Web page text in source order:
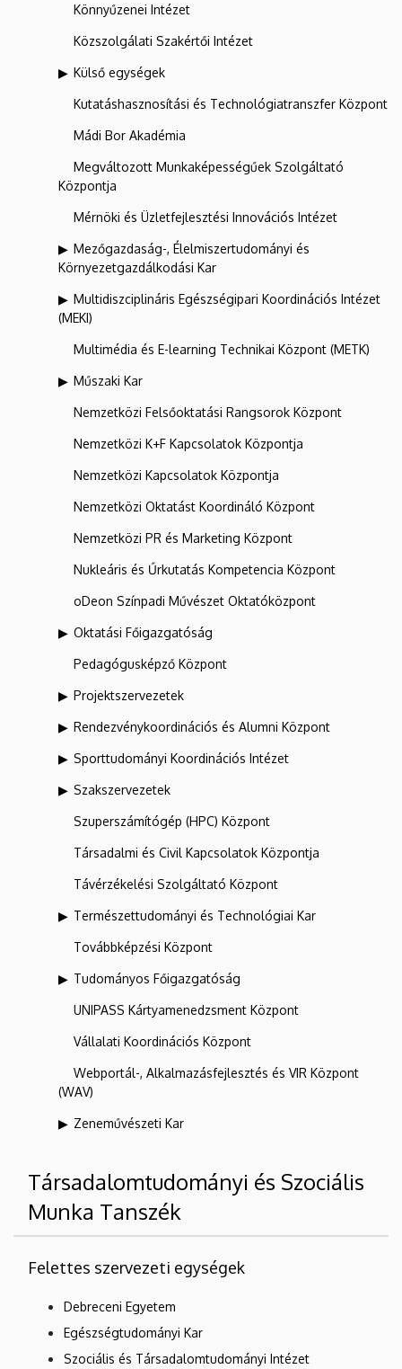
Könnyűzenei Intézet
Közszolgálati Szakértői Intézet
Külső egységek
Kutatáshasznosítási és Technológiatranszfer Központ
Mádi Bor Akadémia
Megváltozott Munkaképességűek Szolgáltató
Központja
Mérnöki és Üzletfejlesztési Innovációs Intézet
Mezőgazdaság-, Élelmiszertudományi és
Környezetgazdálkodási Kar
Multidiszciplináris Egészségipari Koordinációs Intézet
(MEKI)
Multimédia és E-learning Technikai Központ (METK)
Műszaki Kar
Nemzetközi Felsőoktatási Rangsorok Központ
Nemzetközi K+F Kapcsolatok Központja
Nemzetközi Kapcsolatok Központja
Nemzetközi Oktatást Koordináló Központ
Nemzetközi PR és Marketing Központ
Nukleáris és Űrkutatás Kompetencia Központ
oDeon Színpadi Művészet Oktatóközpont
Oktatási Főigazgatóság
Pedagógusképző Központ
Projektszervezetek
Rendezvénykoordinációs és Alumni Központ
Sporttudományi Koordinációs Intézet
Szakszervezetek
Szuperszámítógép (HPC) Központ
Társadalmi és Civil Kapcsolatok Központja
Távérzékelési Szolgáltató Központ
Természettudományi és Technológiai Kar
Továbbképzési Központ
Tudományos Főigazgatóság
UNIPASS Kártyamenedzsment Központ
Vállalati Koordinációs Központ
Webportál-, Alkalmazásfejlesztés és VIR Központ
(WAV)
Zeneművészeti Kar
Társadalomtudományi és Szociális
Munka Tanszék
Felettes szervezeti egységek
Debreceni Egyetem
Egészségtudományi Kar
Szociális és Társadalomtudományi Intézet